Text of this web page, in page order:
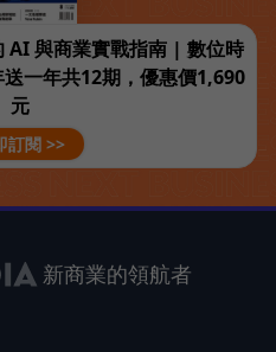
AI 與商業實戰指南 | 數位時
一年共12期，優惠價1,690
元
訂閱 >>
新商業的領航者